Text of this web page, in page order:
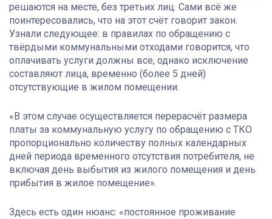
решаются на месте, без третьих лиц. Сами всё же
поинтересовались, что на этот счёт говорит закон.
Узнали следующее: в правилах по обращению с
твёрдыми коммунальными отходами говорится, что
оплачивать услуги должны все, однако исключение
составляют лица, временно (более 5 дней)
отсутствующие в жилом помещении.
«В этом случае осуществляется перерасчёт размера
платы за коммунальную услугу по обращению с ТКО
пропорционально количеству полных календарных
дней периода временного отсутствия потребителя, не
включая день выбытия из жилого помещения и день
прибытия в жилое помещение».
Здесь есть один нюанс: «постоянное проживание